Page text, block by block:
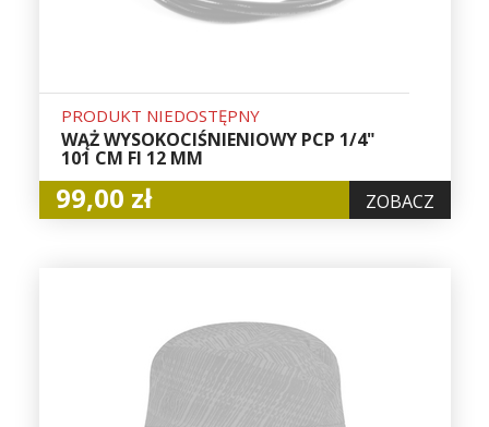
PRODUKT NIEDOSTĘPNY
WĄŻ WYSOKOCIŚNIENIOWY PCP 1/4"
101 CM FI 12 MM
99,00 zł ZOBACZ